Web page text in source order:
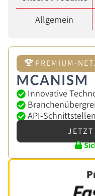
Allgemein
PREMIUM-
Innovative
API-
JETZT